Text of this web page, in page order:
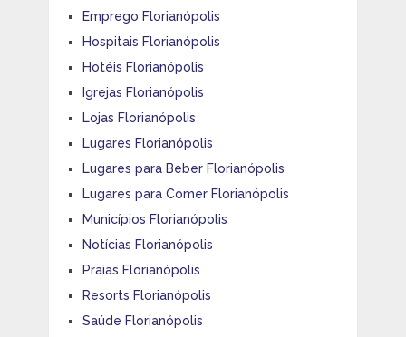
Emprego Florianópolis
Hospitais Florianópolis
Hotéis Florianópolis
Igrejas Florianópolis
Lojas Florianópolis
Lugares Florianópolis
Lugares para Beber Florianópolis
Lugares para Comer Florianópolis
Municípios Florianópolis
Notícias Florianópolis
Praias Florianópolis
Resorts Florianópolis
Saúde Florianópolis